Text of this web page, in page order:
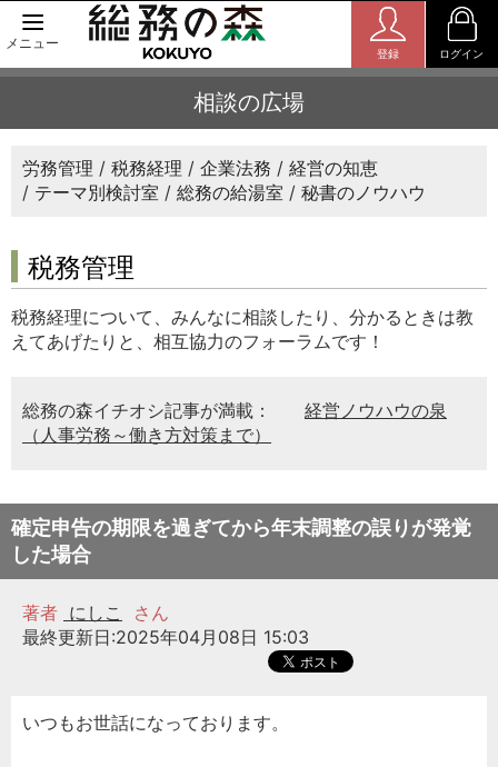
メニュー
登録 ログイン
相談の広場
労務管理 税務経理 企業法務
経営の知恵
テーマ別検討室
総務の給湯室 秘書のノウハウ
税務管理
税務経理について、みんなに相談したり、分かるときは教
えてあげたりと、相互協力のフォーラムです！
総務の森イチオシ記事が満載：
経営ノウハウの泉
（人事労務～働き方対策まで）
確定申告の期限を過ぎてから年末調整の誤りが発覚
した場合
著者 にしこ
さん
最終更新日:2025年04月08日 15:03
いつもお世話になっております。